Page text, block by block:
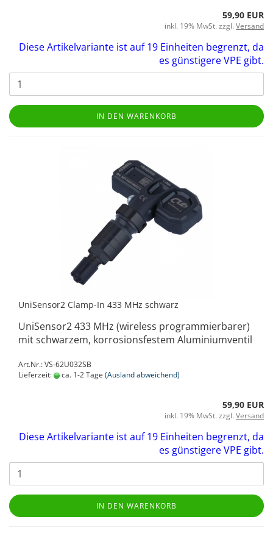
59,90 EUR
inkl. 19% MwSt. zzgl. Versand
Diese Artikelvariante ist auf 19 Einheiten begrenzt, da
es günstigere VPE gibt.
IN DEN WARENKORB
UniSensor2 Clamp-In 433 MHz schwarz
UniSensor2 433 MHz (wireless programmierbarer)
mit schwarzem, korrosionsfestem Aluminiumventil
Art.Nr.: VS-62U032SB
Lieferzeit:
ca. 1-2 Tage (Ausland abweichend)
59,90 EUR
inkl. 19% MwSt. zzgl. Versand
Diese Artikelvariante ist auf 19 Einheiten begrenzt, da
es günstigere VPE gibt.
IN DEN WARENKORB